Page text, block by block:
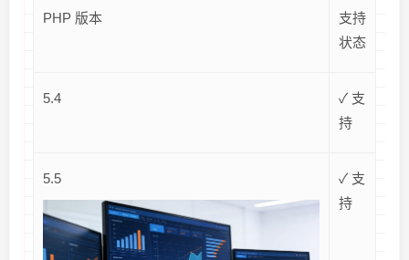
PHP 版本
支持
状态
5.4
✓ 支
持
5.5
✓ 支
持